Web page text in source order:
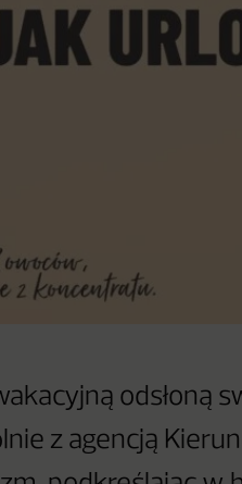
odsłoną
z agencją